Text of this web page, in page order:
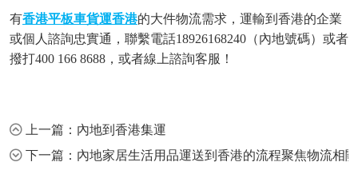
有香港平板車貨運香港的大件物流需求，運輸到香港的企業
或個人諮詢忠實通，聯繫電話18926168240（內地號碼）或者
撥打400 166 8688，或者線上諮詢客服！
上一篇：內地到香港集運
下一篇：內地家居生活用品運送到香港的流程聚焦物流相